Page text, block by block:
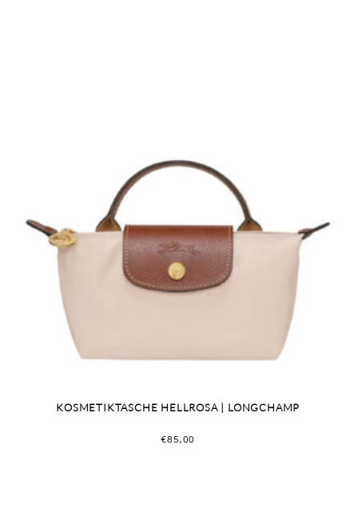
KOSMETIKTASCHE HELLROSA | LONGCHAMP
€85,00